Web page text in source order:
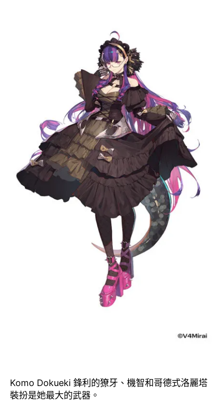
Komo Dokueki 鋒利的獠牙、機智和哥德式洛麗塔
裝扮是她最大的武器。